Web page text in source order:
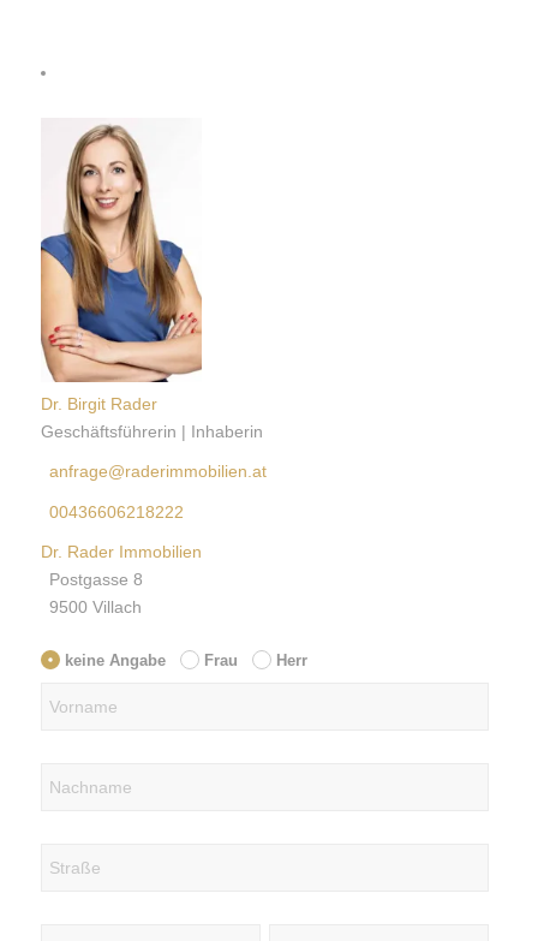
Dr. Birgit Rader
Geschäftsführerin | Inhaberin
anfrage@raderimmobilien.at
00436606218222
Dr. Rader Immobilien
Postgasse 8
9500 Villach
keine Angabe Frau Herr